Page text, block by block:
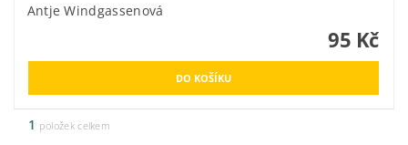
Antje Windgassenová
95 Kč
1 položek celkem